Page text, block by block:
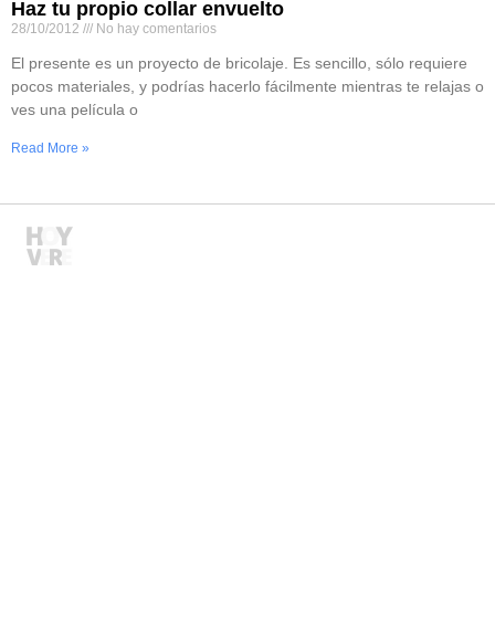
Haz tu propio collar envuelto
28/10/2012 No hay comentarios
El presente es un proyecto de bricolaje. Es sencillo, sólo requiere
pocos materiales, y podrías hacerlo fácilmente mientras te relajas o
ves una película o
Read More »